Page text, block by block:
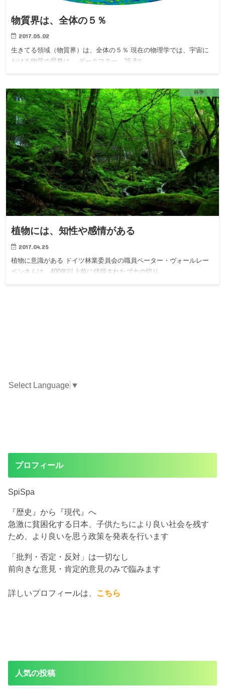
物質界は、全体の５％
2017.05.02
生きてる領域（物質界）は、全体の５％ 現在の物理学では、宇宙に
おける物質の質量は、 ダークマター 26.8％ …
科学
植物には、知性や感情がある
2017.04.25
植物に意識がある ドイツ林業委員会の職員ペーター・ヴォールレー
ベンさんは、400年以上前に伐採されたブナの切り…
Select Language ▼
プロフィール
SpiSpa
『歴史』から『現代』へ
急激に貧困化する日本、子供たちにより良い社会を残す
ため、より良いを思う政策を発表を行います
「批判・否定・反対」は一切なし
前向きな意見・肯定的意見のみで臨みます
詳しいプロフィールは、 こちら
人気の投稿